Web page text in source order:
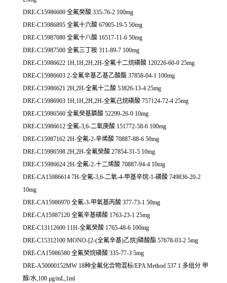
DRE-C15986600 全氟癸酸 335-76-2 100mg
DRE-C15986895 全氟十六酸 67905-19-5 50mg
DRE-C15987080 全氟十八酸 16517-11-6 50mg
DRE-C15987500 全氟三丁胺 311-89-7 100mg
DRE-C15986622 1H,1H,2H,2H-全氟十二烷磺酸 120226-60-0 25mg
DRE-C15986603 2-全氟辛基乙基乙酸酯 37858-04-1 100mg
DRE-C15986621 2H,2H-全氟十二酸 53826-13-4 25mg
DRE-C15986903 1H,1H,2H,2H-全氟己烷磺酸 757124-72-4 25mg
DRE-C15986560 全氟癸基膦酸 52299-26-0 10mg
DRE-C15986612 全氟-3,6-二氧庚酸 151772-58-6 100mg
DRE-C15987162 2H-全氟-2-辛烯酸 70887-88-6 50mg
DRE-C15986598 2H,2H-全氟癸酸 27854-31-5 10mg
DRE-C15986624 2H-全氟-2-十二烯酸 70887-94-4 10mg
DRE-CA15986614 7H-全氟-3,6-二氧-4-甲基辛烷-1-磺酸 749836-20-2
10mg
DRE-CA15986970 全氟-3-甲氧基丙酸 377-73-1 50mg
DRE-CA15987120 全氟辛基磺酸 1763-23-1 25mg
DRE-C13112600 11H-全氟癸酸 1765-48-6 100mg
DRE-C15312100 MONO-[2-(全氟辛基)乙烷]磷酸酯 57678-03-2 5mg
DRE-CA15986580 全氟癸烷磺酸 335-77-3 5mg
DRE-A50000152MW 18种全氟化合物混标/EPA Method 537.1 多组分 甲
醇/水,100 μg/mL,1ml